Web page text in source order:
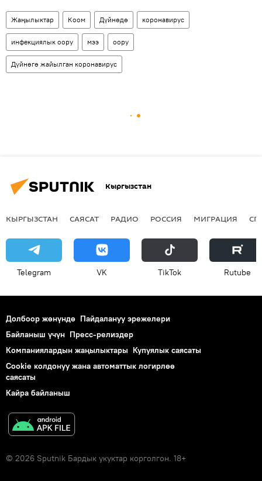
Жаңылыктар Коом Дүйнөдө коронавирус
инфекциялык оору мээ оору
Дүйнөгө жайылган коронавирус
Кыргызстан
КЫРГЫЗСТАН САЯСАТ РАДИО РОССИЯ МИГРАЦИЯ
Telegram VK ТikТоk Rutube
Долбоор жөнүндө Пайдалануу эрежелери
Байланыш үчүн Пресс-релиздер
Компаниялардын жаңылыктары Купуялык саясаты
Cookie колдонуу жана автоматтык логирлөө
саясаты
Кайра байланыш
© 2026 Sputnik Бардык укуктар корголгон. 18+